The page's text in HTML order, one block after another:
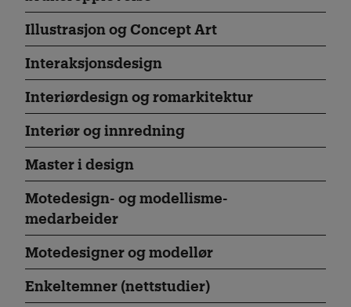
Illustrasjon og Concept Art
Interaksjonsdesign
Interiørdesign og romarkitektur
Interiør og innredning
Master i design
Motedesign- og modellisme­
medarbeider
Motedesigner og modellør
Enkeltemner (nettstudier)